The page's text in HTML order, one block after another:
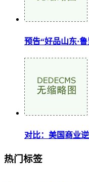
预告“好品山东·
对比：美国商业
热门标签